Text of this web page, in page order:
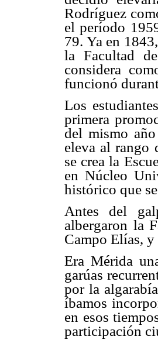
Rodríguez
el período
79. Ya en
la Facultad
considera
funcionó
Los
primera
del mismo
eleva al rango
se crea la
en Núcleo
histórico que
Antes del
albergaron la
Campo Elías,
Era Mérida
garúas
por la
íbamos
en esos
participación